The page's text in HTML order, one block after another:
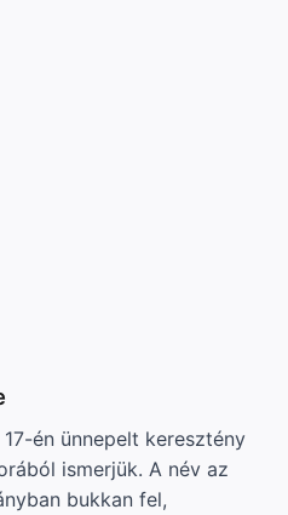
én ünnepelt keresztény
ismerjük. A név az
bukkan fel,